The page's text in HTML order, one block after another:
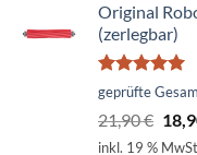
Original
(zerlegbar)
Bewertet
von 5
geprüfte
21,90€
Preis
inkl. 19 %